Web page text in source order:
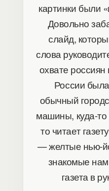
картинки были
Довольно
слайд,
слова
охвате
России
обычный
машины, куда-
то читает
— желтые нью-
знакомые
газета в